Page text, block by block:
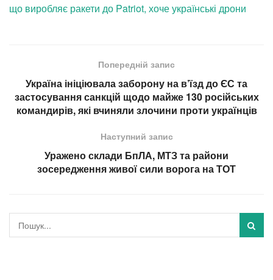
що виробляє ракети до Patriot, хоче українські дрони
Попередній запис
Україна ініціювала заборону на в’їзд до ЄС та
застосування санкцій щодо майже 130 російських
командирів, які вчиняли злочини проти українців
Наступний запис
Уражено склади БпЛА, МТЗ та райони
зосередження живої сили ворога на ТОТ